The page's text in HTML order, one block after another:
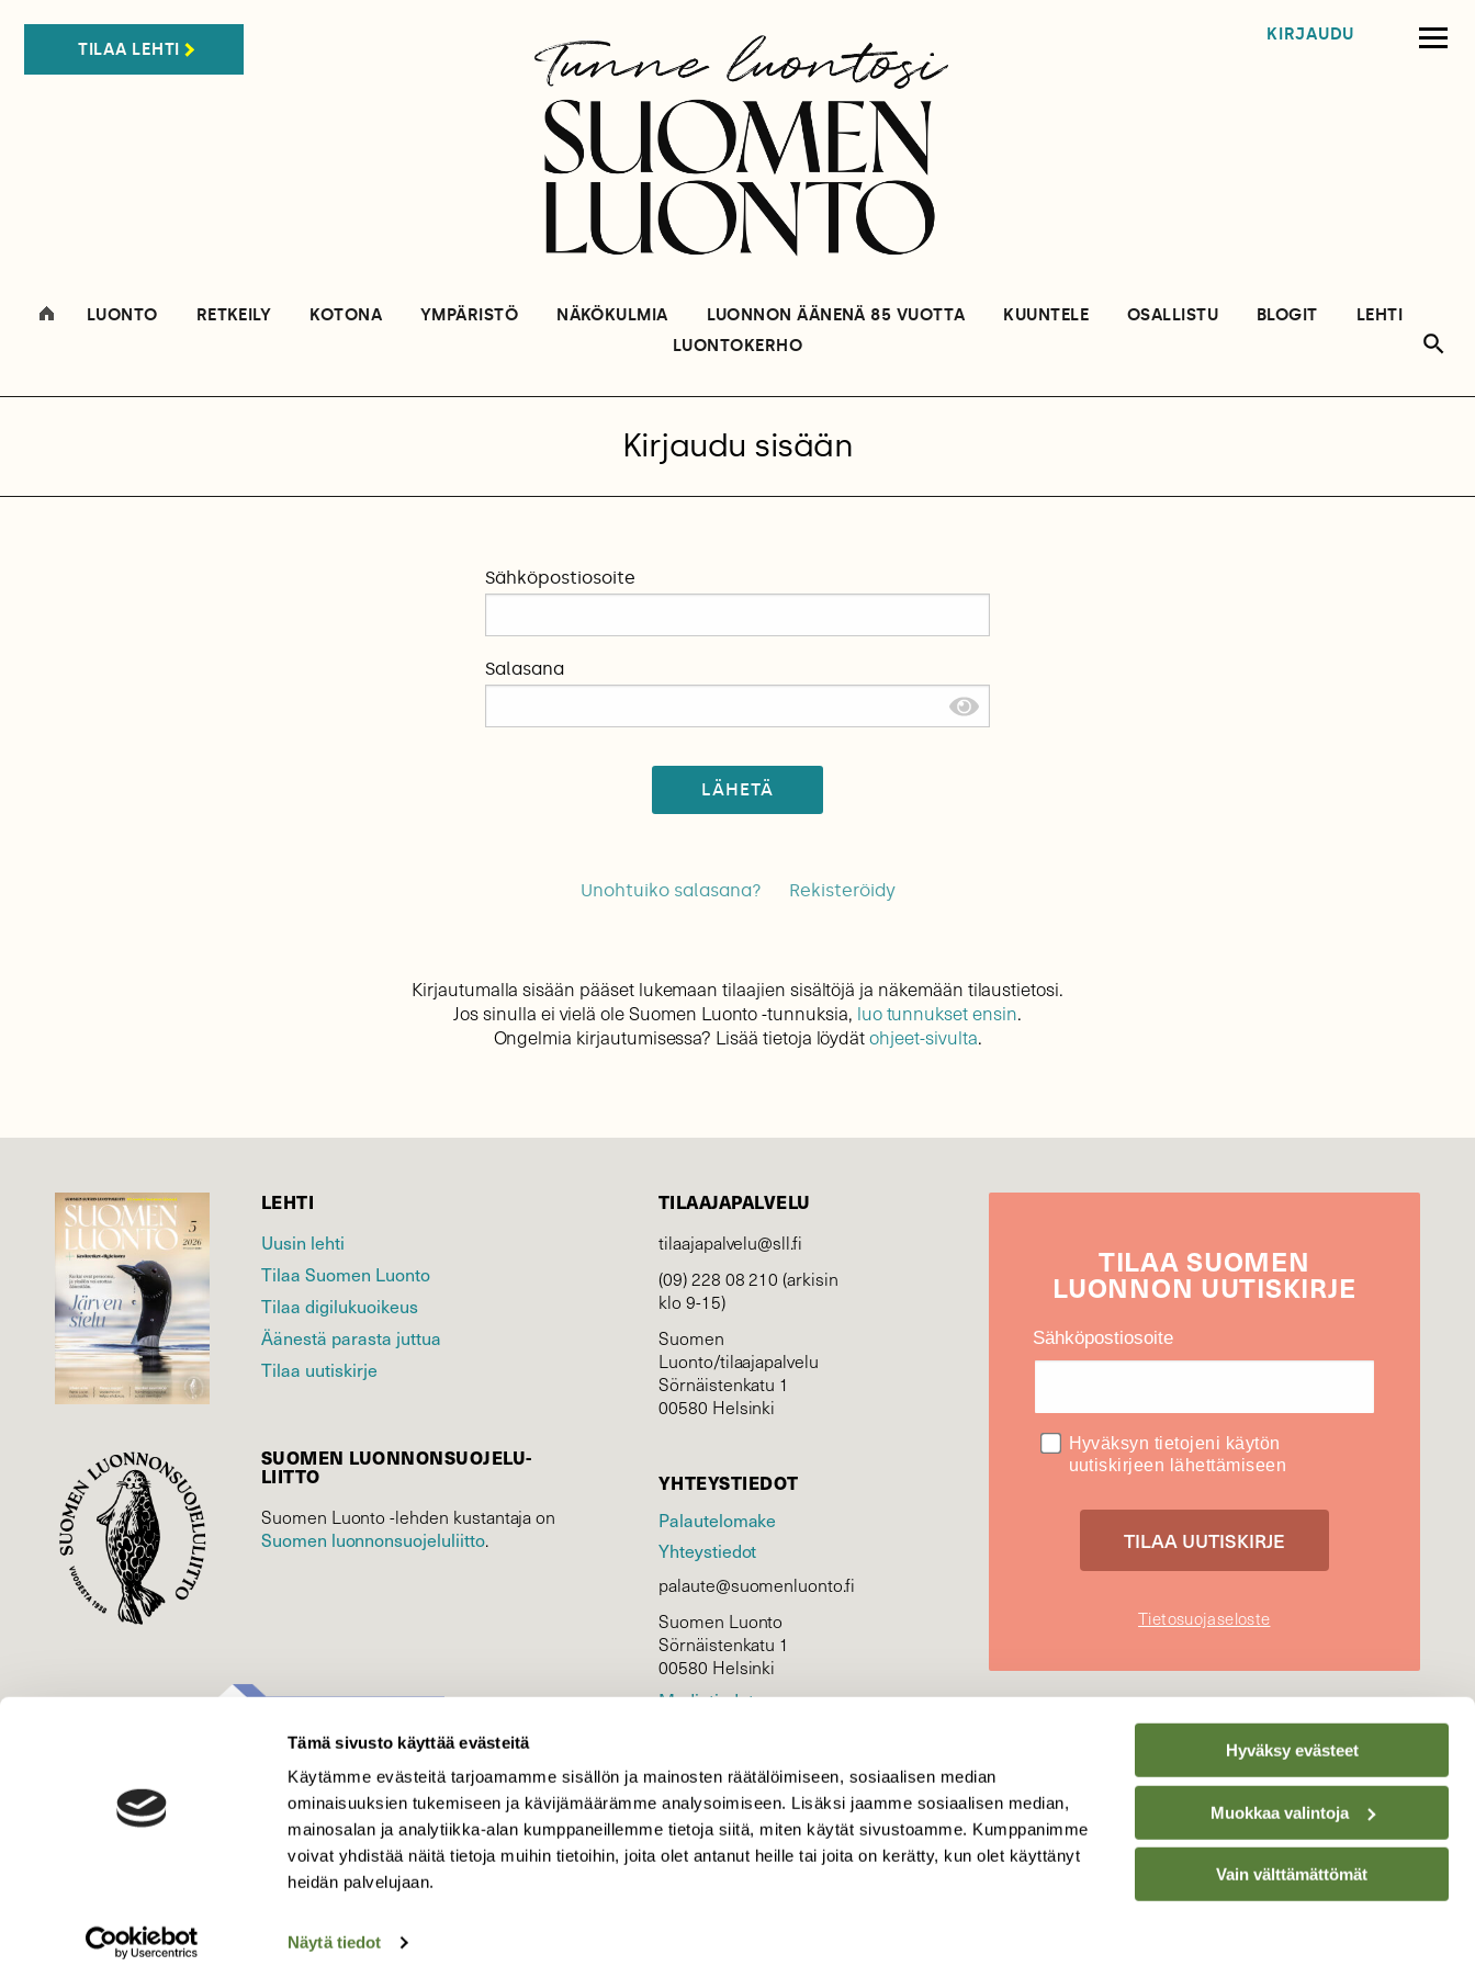
Tämä sivusto käyttää evästeitä
Käytämme evästeitä tarjoamamme sisällön ja mainosten räätälöimiseen, sosiaalisen median
ominaisuuksien tukemiseen ja kävijämäärämme analysoimiseen. Lisäksi jaamme sosiaalisen median,
mainosalan ja analytiikka-alan kumppaneillemme tietoja siitä, miten käytät sivustoamme. Kumppanimme
voivat yhdistää näitä tietoja muihin tietoihin, joita olet antanut heille tai joita on kerätty, kun olet käyttänyt
heidän palvelujaan.
Näytä tiedot
Hyväksy evästeet
Muokkaa valintoja
Vain välttämättömät
TILAA LEHTI
KIRJAUDU
LUONTO RETKEILY KOTONA YMPÄRISTÖ NÄKÖKULMIA LUONNON ÄÄNENÄ 85 VUOTTA KUUNTELE OSALLISTU BLOGIT
LEHTI
LUONTOKERHO
Kirjaudu sisään
Sähköpostiosoite
Salasana
LÄHETÄ
Unohtuiko salasana? Rekisteröidy
Kirjautumalla sisään pääset lukemaan tilaajien sisältöjä ja näkemään tilaustietosi.
Jos sinulla ei vielä ole Suomen Luonto -tunnuksia, luo tunnukset ensin.
Ongelmia kirjautumisessa? Lisää tietoja löydätohjeet-sivulta.
LEHTI
Uusin lehti
Tilaa Suomen Luonto
Tilaa digilukuoikeus
Äänestä parasta juttua
Tilaa uutiskirje
SUOMEN LUONNON­SUOJELU­
LIITTO
Suomen Luonto -lehden kustantaja on
Suomen luonnonsuojelu­liitto.
TILAAJAPALVELU
tilaajapalvelu@sll.fi
(09) 228 08 210 (arkisin
klo 9-15)
Suomen
Luonto/tilaajapalvelu
Sörnäistenkatu 1
00580 Helsinki
YHTEYSTIEDOT
Palautelomake
Yhteystiedot
palaute@suomenluonto.fi
Suomen Luonto
Sörnäistenkatu 1
00580 Helsinki
Mediatiedot
KIRJAUDU
TILAASUOMEN
LUONNON UUTIS­KIRJE
Sähköpostiosoite
Hyväksyn tietojeni käytön
uutiskirjeen lähettämiseen
Tietosuojaseloste